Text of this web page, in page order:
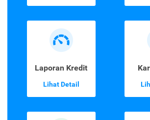
Laporan Kredit
Lihat Detail